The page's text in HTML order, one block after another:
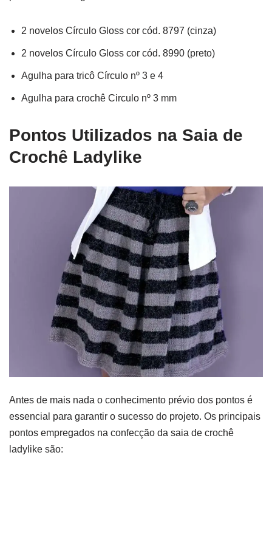
2 novelos Círculo Gloss cor cód. 8797 (cinza)
2 novelos Círculo Gloss cor cód. 8990 (preto)
Agulha para tricô Círculo nº 3 e 4
Agulha para crochê Circulo nº 3 mm
Pontos Utilizados na Saia de
Crochê Ladylike
Antes de mais nada o conhecimento prévio dos pontos é
essencial para garantir o sucesso do projeto. Os principais
pontos empregados na confecção da saia de crochê
ladylike são: